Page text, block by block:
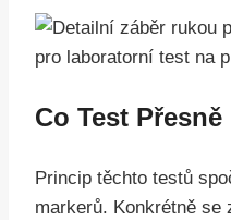
Co Test Přesně
Princip těchto testů
markerů. Konkrétně se